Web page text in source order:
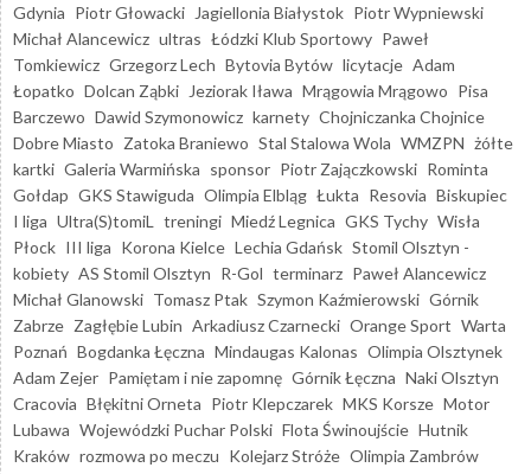
Gdynia Piotr Głowacki Jagiellonia Białystok Piotr Wypniewski
Michał Alancewicz ultras Łódzki Klub Sportowy Paweł
Tomkiewicz Grzegorz Lech Bytovia Bytów licytacje Adam
Łopatko Dolcan Ząbki Jeziorak Iława Mrągowia Mrągowo Pisa
Barczewo Dawid Szymonowicz karnety Chojniczanka Chojnice
Dobre Miasto Zatoka Braniewo Stal Stalowa Wola WMZPN żółte
kartki Galeria Warmińska sponsor Piotr Zajączkowski Rominta
Gołdap GKS Stawiguda Olimpia Elbląg Łukta Resovia Biskupiec
I liga Ultra(S)tomiL treningi Miedź Legnica GKS Tychy Wisła
Płock III liga Korona Kielce Lechia Gdańsk Stomil Olsztyn -
kobiety AS Stomil Olsztyn R-Gol terminarz Paweł Alancewicz
Michał Glanowski Tomasz Ptak Szymon Kaźmierowski Górnik
Zabrze Zagłębie Lubin Arkadiusz Czarnecki Orange Sport Warta
Poznań Bogdanka Łęczna Mindaugas Kalonas Olimpia Olsztynek
Adam Zejer Pamiętam i nie zapomnę Górnik Łęczna Naki Olsztyn
Cracovia Błękitni Orneta Piotr Klepczarek MKS Korsze Motor
Lubawa Wojewódzki Puchar Polski Flota Świnoujście Hutnik
Kraków rozmowa po meczu Kolejarz Stróże Olimpia Zambrów